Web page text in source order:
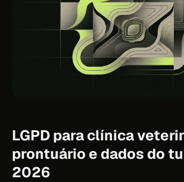
LGPD para clínica
prontuário e dados do
2026